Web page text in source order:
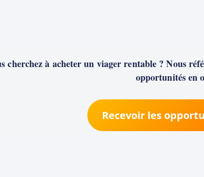
cherchez à acheter un viager rentable ? Nous
opportunités en
Recevoir les